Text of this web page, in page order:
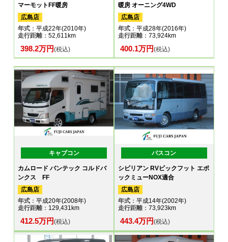
マーモットFF暖房
広島店
年式 ：平成22年(2010年)
走行距離：52,611km
398.2万円(税込)
暖房 オーニング4WD
広島店
年式：平成28年(2016年)
走行距離：73,924km
400.1万円(税込)
キャブコン
カムロード バンテック コルドバ
ンクス FF
広島店
年式 ：平成20年(2008年)
走行距離：129,431km
412.5万円(税込)
バスコン
シビリアン RVビックフット エポ
ックミューNOX適合
広島店
年式：平成14年(2002年)
走行距離：73,923km
443.4万円(税込)